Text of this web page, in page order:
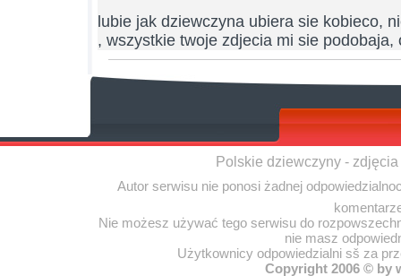
lubie jak dziewczyna ubiera sie kobieco,
, wszystkie twoje zdjecia mi sie
Polskie dziewczyny -
Autor serwisu nie ponosi żadnej
Nie możesz używać tego serwisu do
nie masz
Użytkownicy odpowiedzialni sš za
Copyright 2006 © by